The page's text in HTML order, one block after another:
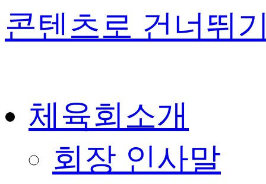
콘텐츠로 건너뛰
체육회소개
회장 인사말